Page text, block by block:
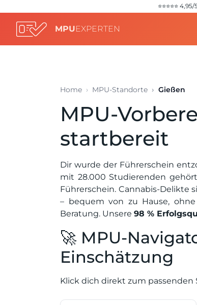
⭐️⭐️⭐️⭐️⭐️
MPUEXPERTEN
Home MPU-Standorte Gießen
MPU-
startbereit
Dir wurde der Führerschein
mit 28.000 Studierenden
Führerschein. Cannabis-Delikte
– bequem von zu Hause,
Beratung. Unsere 98 %
🚀 MPU-
Einschätzung
Klick dich direkt zum passenden